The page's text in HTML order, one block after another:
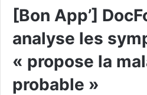
[Bon App’]
analyse les
« propose la
probable »